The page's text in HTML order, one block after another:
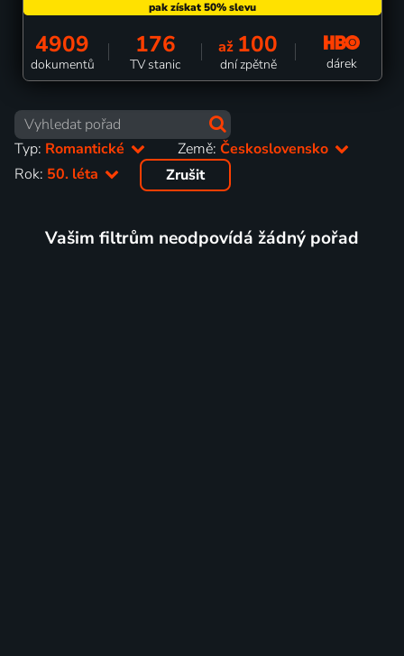
4909
dokumentů
176
TV stanic
až 100
dní zpětně dárek
Typ: Romantické Země:Československo
Rok: 50. léta Zrušit
Vašim filtrům neodpovídá žádný pořad